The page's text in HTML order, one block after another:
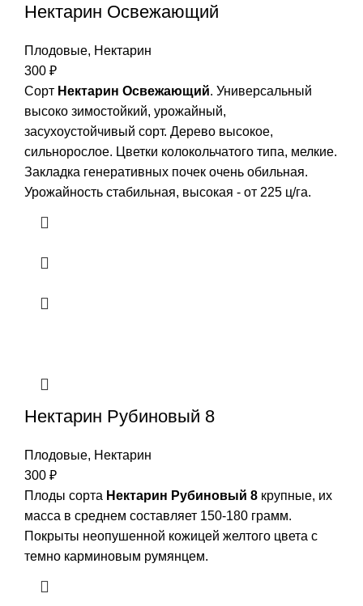
Нектарин Освежающий
Плодовые, Нектарин
300 ₽
Сорт Нектарин Освежающий. Универсальный
высоко зимостойкий, урожайный,
засухоустойчивый сорт. Дерево высокое,
сильнорослое. Цветки колокольчатого типа, мелкие.
Закладка генеративных почек очень обильная.
Урожайность стабильная, высокая - от 225 ц/га.
Нектарин Рубиновый 8
Плодовые, Нектарин
300 ₽
Плоды сорта Нектарин Рубиновый 8 крупные, их
масса в среднем составляет 150-180 грамм.
Покрыты неопушенной кожицей желтого цвета с
темно карминовым румянцем.